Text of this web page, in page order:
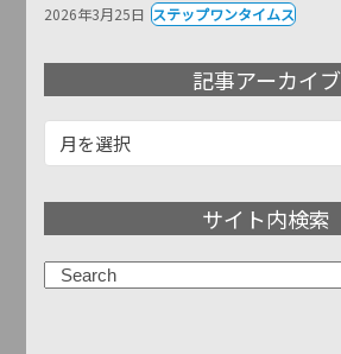
2026年3月25日 ステップワンタイムス
記事アーカイブ
事
イ
サイト内検索